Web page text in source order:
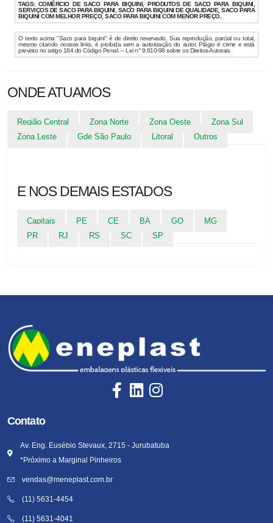
TAGS:COMÉRCIO DE SACO PARA BIQUINI, PRODUTOS DE SACO PARA BIQUINI,
SERVIÇOS DE SACO PARA BIQUINI, SACO PARA BIQUINI DE QUALIDADE, SACO PARA
BIQUINI COM MELHOR PREÇO, SACO PARA BIQUINI COM MENOR PREÇO.
O texto acima "Saco para biquini" é de direito reservado. Sua reprodução, parcial ou total,
mesmo citando nossos links, é proibida sem a autorização do autor. Plágio é crime e está
previsto no artigo 184 do Código Penal. – Lei n° 9.610-98 sobre os Direitos Autorais
ONDE ATUAMOS
Região Central Zona Norte Zona Oeste
Zona Sul
Zona Leste
Gde São Paulo Litoral Outros
E NOS DEMAIS ESTADOS
Capitais PE CE BA GO
MG
PR
RJ RS SC SP
Contato
Av. Eng. Eusébio Stevaux, 2715 - Jurubatuba
*Próximo a Marginal Pinheiros
vendas@meneplast.com.br
(11) 5631-4454
(11) 5631-4041